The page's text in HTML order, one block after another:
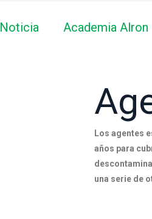
Noticia Academia Alron
Los agentes
años para
una serie de